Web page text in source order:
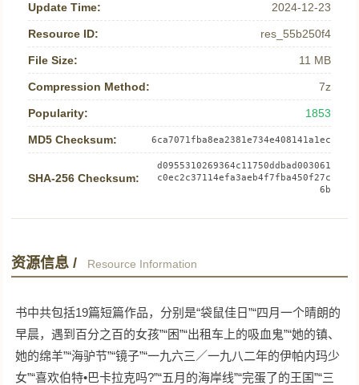
Update Time: 2024-12-23
Resource ID: res_55b250f4
File Size: 11 MB
Compression Method: 7z
Popularity: 1853
MD5 Checksum: 6ca7071fba8ea2381e734e408141a1ec
SHA-256 Checksum:
d0955310269364c11750ddbad003061
c0ec2c37114efa3aeb4f7fba450f27c
6b
资源信息 / Resource Information
书中共包括19篇短篇作品，分别是“袋鼠佳日”“四月一个晴朗的
早晨，遇到百分之百的女孩”“困”“出租车上的吸血鬼”“她的镇、
她的绵羊”“海驴节”“镜子”“一九六三／一九八二年的伊帕内玛少
女”“喜欢伯特•巴卡拉克吗?”“五月的海岸线”“完蛋了的王国”“三